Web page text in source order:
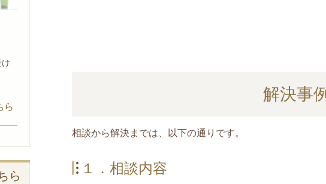
解決事
相談から解決までは、以下の通りです。
１．相談内容
ら
ら